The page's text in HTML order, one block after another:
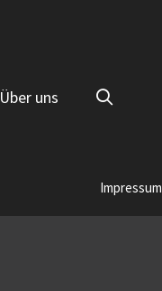
Über uns
Impressum